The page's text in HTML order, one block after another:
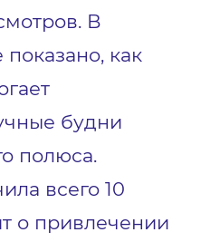
В
как
будни
полюса.
всего 10
о привлечении